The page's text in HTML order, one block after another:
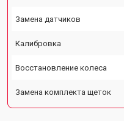
Замена датчиков
Калибровка
Восстановление колеса
Замена комплекта щеток